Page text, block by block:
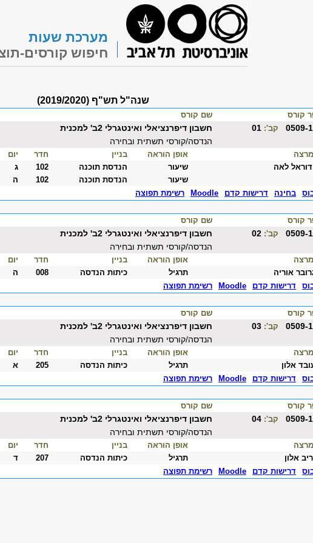
מערכת שעות
חיפוש קורסים-
שנה"ל תש"ף (2019/2020)
קורס שם קורס
0509- קב':
חשבון דיפרנציאלי ואינטגרלי 2ב' למכנית
הנדסה/קורסי תשתית ובחירה
אופן הוראה בניין חדר יום
לאה
שיעור הנדסת תוכנה 102 ג
שיעור
הנדסת תוכנה 102 ה
בחינה דרישות קדם Moodle רשימת תפוצה
קורס שם קורס
0509- קב':
חשבון דיפרנציאלי ואינטגרלי 2ב' למכנית
הנדסה/קורסי תשתית ובחירה
אופן הוראה בניין חדר יום
אוריה
תרגיל כיתות הנדסה 008 ה
דרישות קדם Moodle רשימת תפוצה
קורס שם קורס
0509- קב':
חשבון דיפרנציאלי ואינטגרלי 2ב' למכנית
הנדסה/קורסי תשתית ובחירה
אופן הוראה בניין חדר יום
אלון
תרגיל כיתות הנדסה 205 א
דרישות קדם Moodle רשימת תפוצה
קורס שם קורס
0509- קב':
חשבון דיפרנציאלי ואינטגרלי 2ב' למכנית
הנדסה/קורסי תשתית ובחירה
אופן הוראה בניין חדר יום
אלון
תרגיל כיתות הנדסה 207 ד
דרישות קדם Moodle רשימת תפוצה